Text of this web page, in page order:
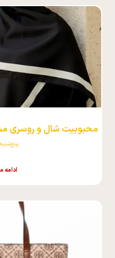
محبوبیت شال و روسری
پنج‌شنبه 1 مرداد
ادامه